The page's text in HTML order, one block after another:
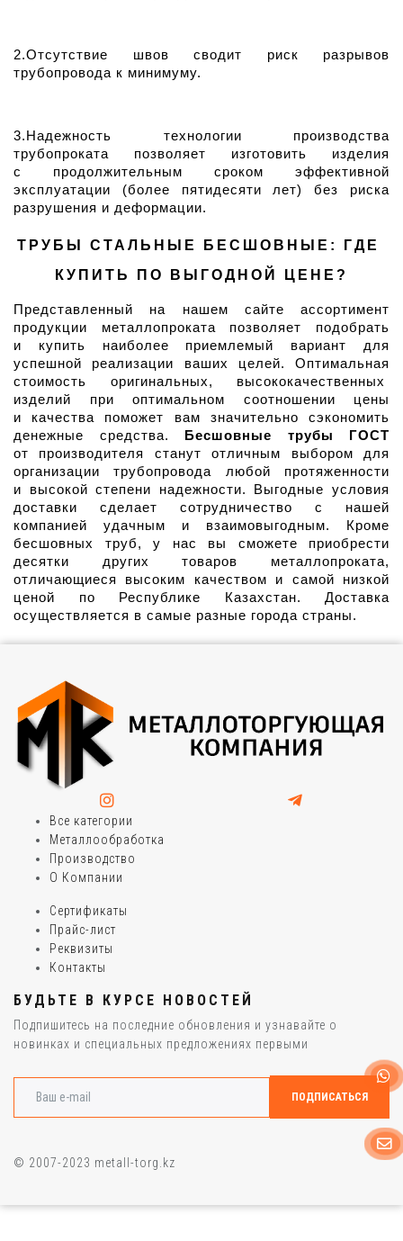
2.Отсутствие швов сводит риск разрывов
трубопровода к минимуму.
3.Надежность технологии производства
трубопроката позволяет изготовить изделия
с продолжительным сроком эффективной
эксплуатации (более пятидесяти лет) без риска
разрушения и деформации.
ТРУБЫ СТАЛЬНЫЕ БЕСШОВНЫЕ: ГДЕ
КУПИТЬ ПО ВЫГОДНОЙ ЦЕНЕ?
Представленный на нашем сайте ассортимент
продукции металлопроката позволяет подобрать
и купить наиболее приемлемый вариант для
успешной реализации ваших целей. Оптимальная
стоимость оригинальных, высококачественных
изделий при оптимальном соотношении цены
и качества поможет вам значительно сэкономить
денежные средства.
Бесшовные трубы ГОСТ
от производителя станут отличным выбором для
организации трубопровода любой протяженности
и высокой степени надежности. Выгодные условия
доставки сделает сотрудничество с нашей
компанией удачным и взаимовыгодным. Кроме
бесшовных труб, у нас вы сможете приобрести
десятки других товаров металлопроката,
отличающиеся высоким качеством и самой низкой
ценой по Республике Казахстан. Доставка
осуществляется в самые разные города страны.
Все категории
Металлообработка
Производство
О Компании
Сертификаты
Прайс-лист
Реквизиты
Контакты
БУДЬТЕ В КУРСЕ НОВОСТЕЙ
Подпишитесь на последние обновления и узнавайте о
новинках и специальных предложениях первыми
© 2007-2023 metall-torg.kz